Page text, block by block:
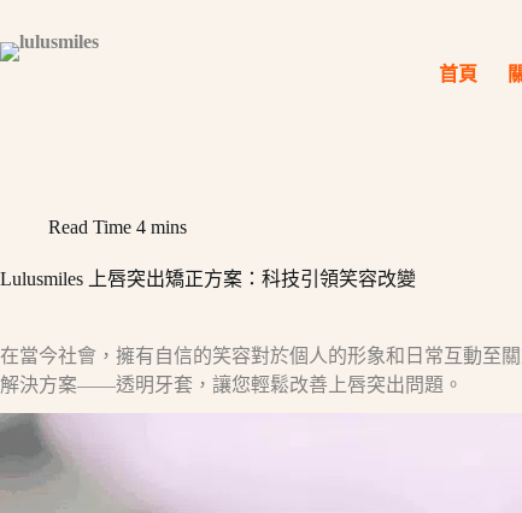
content
首頁
Read Time 4 mins
Lulusmiles 上唇突出矯正方案：科技引領笑容改變
在當今社會，擁有自信的笑容對於個人的形象和日常互動至
解決方案——透明牙套，讓您輕鬆改善上唇突出問題。